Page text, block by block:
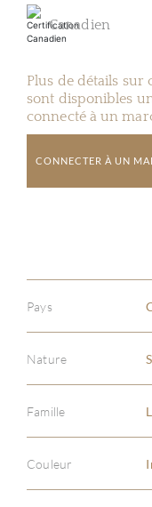
Canadien
Plus de détails sur
sont disponibles
connecté à un
CONNECTER À UN
Pays
Nature
Famille
Couleur